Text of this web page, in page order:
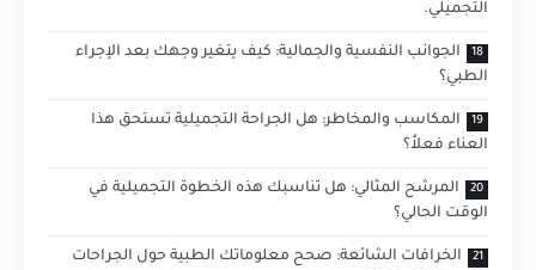
التجميلي.
الجوانب النفسية والجمالية: كيف يتغير وجهك بعد الإجراء
الطبي؟
المكاسب والمخاطر: هل الجراحة التجميلية تستحق هذا
العناء فعلاً؟
المرشح المثالي: هل تناسبك هذه الخطوة التجميلية في
الوقت الحالي؟
الخرافات الشائعة: صحح معلوماتك الطبية حول الجراحات